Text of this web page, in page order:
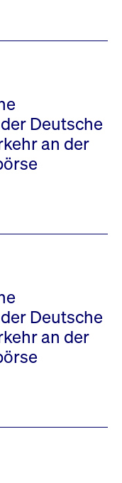
Deutsche
an der
Deutsche
an der